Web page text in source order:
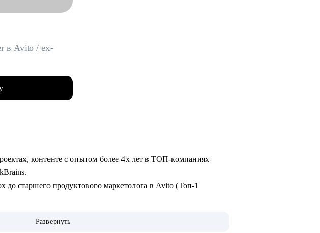
в Avito / ex-
контенте с опытом более 4х лет в ТОП-компаниях
до старшего продуктового маркетолога в Avito (Топ-1
Развернуть